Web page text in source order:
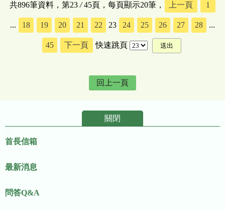
共896筆資料，第23/45頁，每頁顯示20筆， 上一頁 1
... 18 19 20 21 22 23 24 25 26 27 28 ...
45 下一頁 快速跳頁
回上一頁
關閉
首長信箱
最新消息
問答Q&A